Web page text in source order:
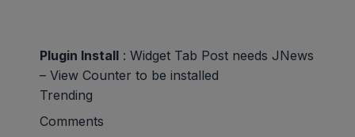
Plugin Install : Widget Tab Post needs JNews
– View Counter to be installed
Trending
Comments